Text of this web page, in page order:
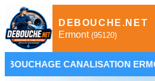
DEBOUCHE.NET
Ermont (95120)
CANALISATION ERMONT •